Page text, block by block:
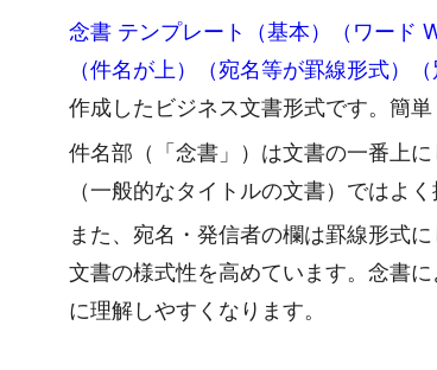
念書 テンプレート（基本）（ワード
（件名が上）（宛名等が罫線形式）（
作成したビジネス文書形式です。簡
件名部（「念書」）は文書の一番上
（一般的なタイトルの文書）ではよ
また、宛名・発信者の欄は罫線形式
文書の様式性を高めています。念書
に理解しやすくなります。